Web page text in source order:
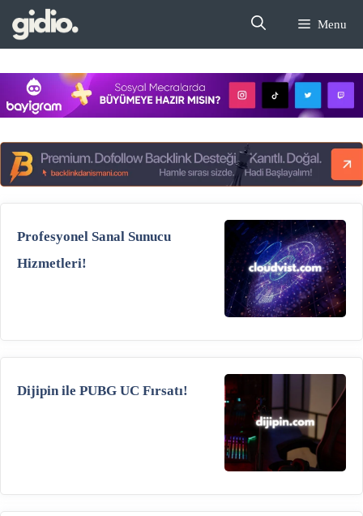
İçeriğe
atla
Menu
Profesyonel Sanal Sunucu
Hizmetleri!
Dijipin ile PUBG UC Fırsatı!